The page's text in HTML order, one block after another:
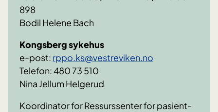
898
Bodil Helene Bach
Kongsberg sykehus
e-post: rppo.ks@vestreviken.no
Telefon: 480 73 510
Nina Jellum Helgerud
Koordinator for Ressurssenter for pasient-